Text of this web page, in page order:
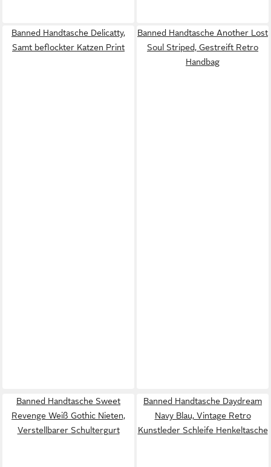
Banned Handtasche Delicatty,
Samt beflockter Katzen Print
Banned Handtasche Another Lost
Soul Striped, Gestreift Retro
Handbag
Banned Handtasche Sweet
Revenge Weiß Gothic Nieten,
Verstellbarer Schultergurt
Banned Handtasche Daydream
Navy Blau, Vintage Retro
Kunstleder Schleife Henkeltasche